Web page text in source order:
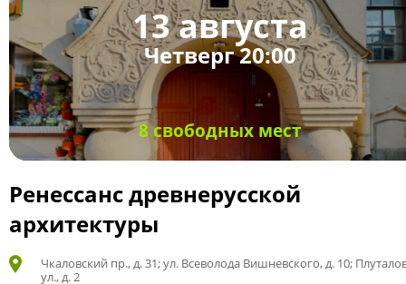
13 августа
Четверг 20:00
8 свободных мест
Ренессанс древнерусской
архитектуры
Чкаловский пр., д. 31; ул. Всеволода Вишневского, д. 10;
ул., д. 2